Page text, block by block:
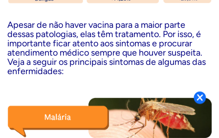
Apesar de não haver vacina para a maior parte
dessas patologias, elas têm tratamento. Por isso, é
importante ficar atento aos sintomas e procurar
atendimento médico sempre que houver suspeita.
Veja a seguir os principais sintomas de algumas das
enfermidades: